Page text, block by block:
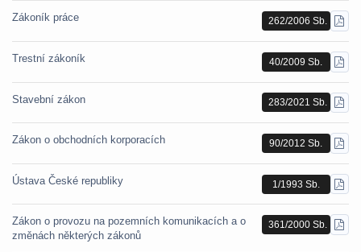
Zákoník práce 262/2006 Sb.
PDF
Trestní zákoník 40/2009 Sb.
PDF
Stavební zákon 283/2021 Sb.
PDF
Zákon o obchodních korporacích 90/2012 Sb.
PDF
Ústava České republiky 1/1993 Sb.
PDF
Zákon o provozu na pozemních komunikacích a o
změnách některých zákonů
361/2000 Sb.
PDF